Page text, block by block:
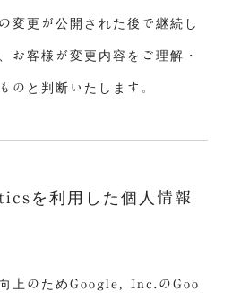
変更が公開された後で継続し
お客様が変更内容をご理解・
のと判断いたします。
を利用した個人情報
上のためGoogle, Inc.のGoo